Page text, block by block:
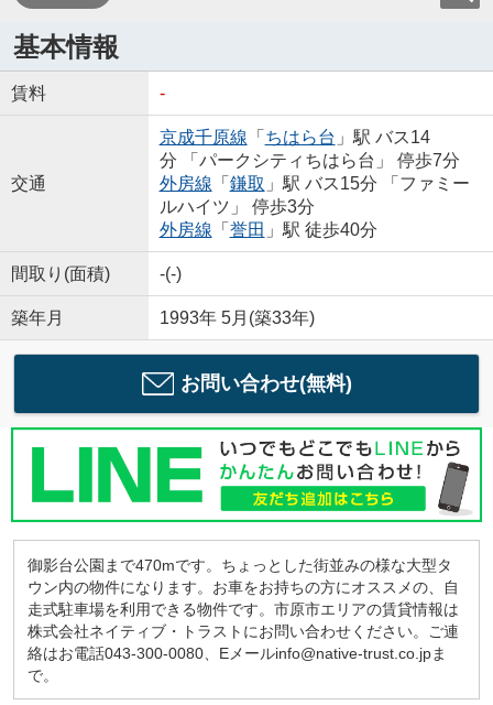
基本情報
賃料 -
交通
京成千原線 「 ちはら台 」駅 バス14
分 「パークシティちはら台」 停歩7分
外房線 「 鎌取 」駅 バス15分 「ファミー
ルハイツ」 停歩3分
外房線 「 誉田 」駅 徒歩40分
間取り(面積) -(-)
築年月 1993年 5月(築33年)
お問い合わせ(無料)
御影台公園まで470mです。ちょっとした街並みの様な大型タ
ウン内の物件になります。お車をお持ちの方にオススメの、自
走式駐車場を利用できる物件です。市原市エリアの賃貸情報は
株式会社ネイティブ・トラストにお問い合わせください。ご連
絡はお電話043-300-0080、Eメールinfo@native-trust.co.jpま
で。